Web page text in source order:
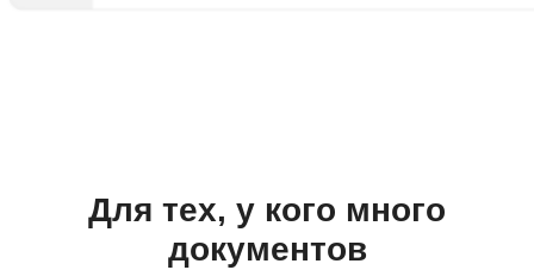
Для тех, у кого много
документов